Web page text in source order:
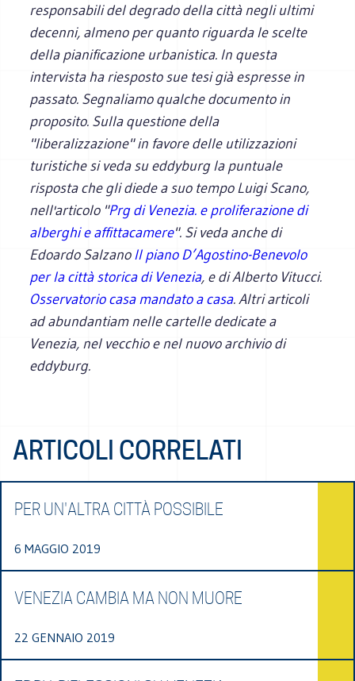
responsabili del degrado della città negli ultimi
decenni, almeno per quanto riguarda le scelte
della pianificazione urbanistica. In questa
intervista ha riesposto sue tesi già espresse in
passato. Segnaliamo qualche documento in
proposito. Sulla questione della
"liberalizzazione" in favore delle utilizzazioni
turistiche si vedasueddyburg la puntuale
risposta che gli diede a suo tempo Luigi Scano,
nell'articolo "Prg di Venezia. e proliferazione di
alberghi e affittacamere". Si veda anchedi
Edoardo SalzanoIl piano D’Agostino-Benevolo
per la città storica di Venezia, e di Alberto Vitucci.
Osservatorio casa mandato a casa.Altri articoli
ad abundantiam nelle cartelle dedicate a
Venezia, nel vecchio e nel nuovo archivio di
eddyburg.
ARTICOLI CORRELATI
PER UN'ALTRA CITTÀ POSSIBILE
6 MAGGIO 2019
VENEZIA CAMBIA MA NON MUORE
22 GENNAIO 2019